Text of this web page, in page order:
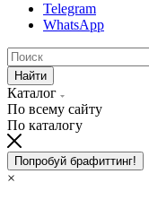
Telegram
WhatsApp
Найти
Каталог
По всему сайту
По каталогу
Попробуй брафиттинг!
×